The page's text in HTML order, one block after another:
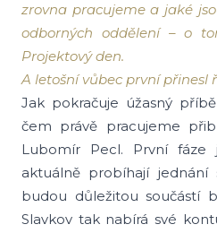
zrovna pracujeme a jaké
odborných oddělení – o
Projektový den.
A letošní vůbec první přinesl
Jak pokračuje úžasný
čem právě pracujeme
Lubomír Pecl. První
aktuálně probíhají jednání
budou důležitou součástí
Slavkov tak nabírá své